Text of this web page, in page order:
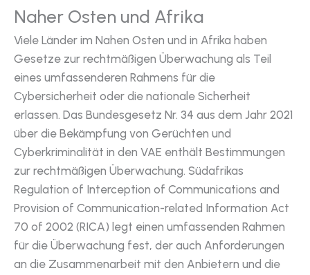
Naher Osten und Afrika
Viele Länder im Nahen Osten und in Afrika haben
Gesetze zur rechtmäßigen Überwachung als Teil
eines umfassenderen Rahmens für die
Cybersicherheit oder die nationale Sicherheit
erlassen. Das Bundesgesetz Nr. 34 aus dem Jahr 2021
über die Bekämpfung von Gerüchten und
Cyberkriminalität in den VAE enthält Bestimmungen
zur rechtmäßigen Überwachung. Südafrikas
Regulation of Interception of Communications and
Provision of Communication-related Information Act
70 of 2002 (RICA) legt einen umfassenden Rahmen
für die Überwachung fest, der auch Anforderungen
an die Zusammenarbeit mit den Anbietern und die